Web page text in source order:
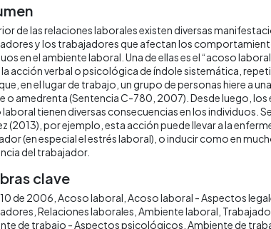
de las relaciones laborales existen diversas
y los trabajadores que afectan los
en el ambiente laboral. Una de ellas es el “acoso
acción verbal o psicológica de índole sistemática,
en el lugar de trabajo, un grupo de personas hiere a
o amedrenta (Sentencia C-780, 2007). Desde luego, los
tienen diversas consecuencias en los individuos.
(2013), por ejemplo, esta acción puede llevar a la
(en especial el estrés laboral), o inducir como en
del trabajador.
clave
de 2006 Acoso laboral Acoso laboral - Aspectos
Relaciones laborales Ambiente laboral
de trabajo - Aspectos psicológicos Ambiente de